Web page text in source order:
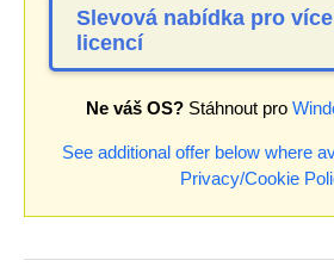
Slevová nabídka pro více
licencí
Ne váš OS? Stáhnout pro
See additional offer below where
Privacy/Cookie